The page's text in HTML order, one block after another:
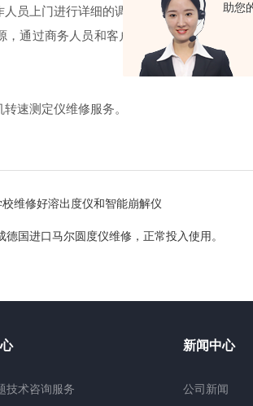
助您
员上门进行详细的调研，和工程师进行故
，通过商务人员和客户达成维修协议，维
速测定仪维修服务。
维修好溶出度仪和智能崩解仪
国进口马尔圆度仪维修，正常投入使用。
技术咨询服务
新闻中心
公司新闻